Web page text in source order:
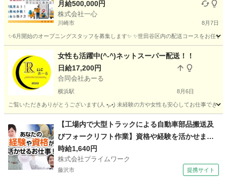
月給500,000円
株式会社一心
川崎市 8月7日
✨6月開始のオープニングスタッフを募集します✨ ✨世田谷区内の配送コースをお任
神奈川 川崎市 ドライバー 東京 世田谷区 ドライバー
オープニング
女性も活躍中(^-^)ネットスーパー配送！！
日給17,200円
合同会社あーる
横浜駅 8月6日
ご覧いただきありがとうございます(⁠人⁠ ⁠•͈⁠ᴗ⁠•͈⁠) 未経験の方や女性も安心してお仕事でき
横浜駅 配送 ネットスーパー
【工場内で大型トラックによる自動車部品搬送及
びフォークリフト作業】資格や経験を活かせま
す！
時給1,640円
株式会社プライムワーク
藤沢市 提携サイト